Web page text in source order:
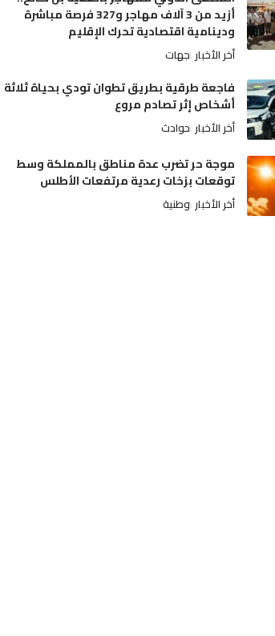
أزيد من 3 آلاف مهاجر و327 فرصة مباشرة
ودينامية اقتصادية تحرك الإقليم
أخر الأخبار جهات
فاجعة طرقية بطريق تطوان تودي بحياة ثلاثة
أشخاص إثر تصادم مروع
أخر الأخبار حوادث
موجة حر تضرب عدة مناطق بالمملكة وسط
توقعات بزخات رعدية مرتفعات الأطلس
أخر الأخبار وطنية